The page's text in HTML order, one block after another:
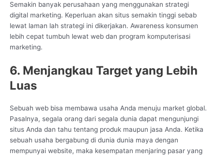
Semakin banyak perusahaan yang menggunakan strategi
digital marketing. Keperluan akan situs semakin tinggi sebab
lewat laman lah strategi ini dikerjakan. Awareness konsumen
lebih cepat tumbuh lewat web dan program komputerisasi
marketing.
6. Menjangkau Target yang Lebih
Luas
Sebuah web bisa membawa usaha Anda menuju market global.
Pasalnya, segala orang dari segala dunia dapat mengunjungi
situs Anda dan tahu tentang produk maupun jasa Anda. Ketika
sebuah usaha bergabung di dunia dunia maya dengan
mempunyai website, maka kesempatan menjaring pasar yang